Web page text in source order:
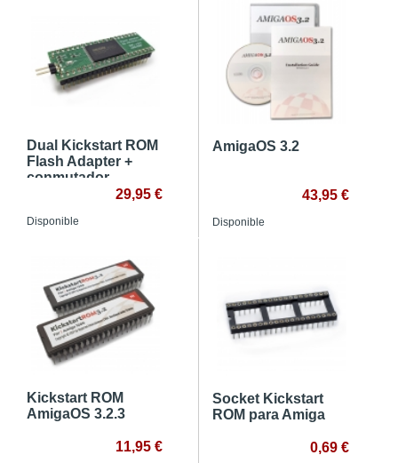
Dual Kickstart ROM
Flash Adapter +
conmutador
29,95 €
Disponible
AmigaOS 3.2
43,95 €
Disponible
Kickstart ROM
AmigaOS 3.2.3
11,95 €
Socket Kickstart
ROM para Amiga
0,69 €